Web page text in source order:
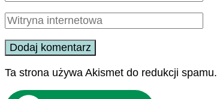
Ta strona używa Akismet do redukcji spamu.